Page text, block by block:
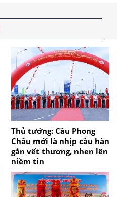
Thủ tướng: Cầu Phong
Châu mới là nhịp cầu hàn
gắn vết thương, nhen lên
niềm tin